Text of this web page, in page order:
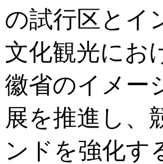
の試行区とイ
文化観光にお
徽省のイメー
展を推進し、
ンドを強化す